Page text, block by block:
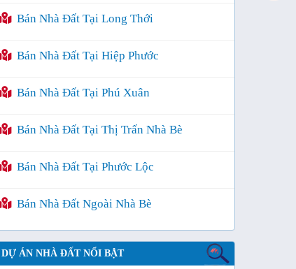
Bán Nhà Đất Tại Long Thới
Bán Nhà Đất Tại Hiệp Phước
Bán Nhà Đất Tại Phú Xuân
Bán Nhà Đất Tại Thị Trấn Nhà Bè
Bán Nhà Đất Tại Phước Lộc
Bán Nhà Đất Ngoài Nhà Bè
DỰ ÁN NHÀ ĐẤT NỔI BẬT